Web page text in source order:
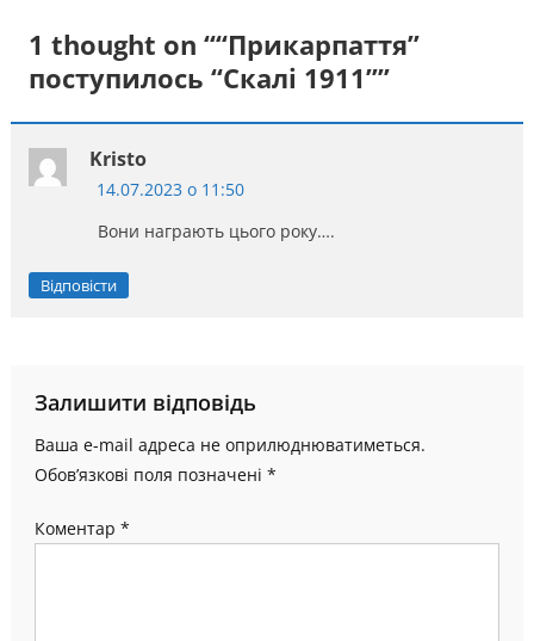
1 thought on ““Прикарпаття”
поступилось “Скалі 1911””
Kristo
14.07.2023 о 11:50
Вони награють цього року….
Відповісти
Залишити відповідь
Ваша e-mail адреса не оприлюднюватиметься.
Обов’язкові поля позначені *
Коментар *